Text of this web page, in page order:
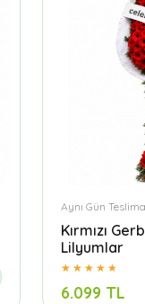
Aynı Gün
Kırmızı
Lilyumlar
6.099 TL